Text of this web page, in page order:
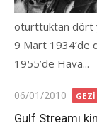
oturttuktan dört
9 Mart 1934’de
1955’de Hava...
Posted
on
06/01/2010 GEZI
Gulf Streamı